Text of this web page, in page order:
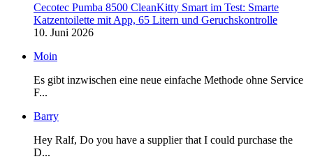
Cecotec Pumba 8500 CleanKitty Smart im Test: Smarte
Katzentoilette mit App, 65 Litern und Geruchskontrolle
10. Juni 2026
Moin
Es gibt inzwischen eine neue einfache Methode ohne Service
F...
Barry
Hey Ralf, Do you have a supplier that I could purchase the
D...